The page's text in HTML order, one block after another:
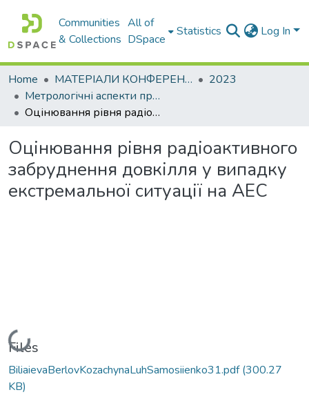
Communities
& Collections
All of
DSpace
Statistics Log In
Home МАТЕРІАЛИ КОНФЕРЕНЦІЙ
2023
Метрологічні аспекти прийняття рішень в умовах роботи на техногенно небезпечних об’єктах
Оцінювання рівня радіоактивного забруднення довкілля у випадку екстремальної ситуації на АЕС
Оцінювання рівня радіоактивного
забруднення довкілля у випадку
екстремальної ситуації на АЕС
Loading...
Files
BiliaievaBerlovKozachynaLuhSamosiienko31.pdf(300.27
KB)